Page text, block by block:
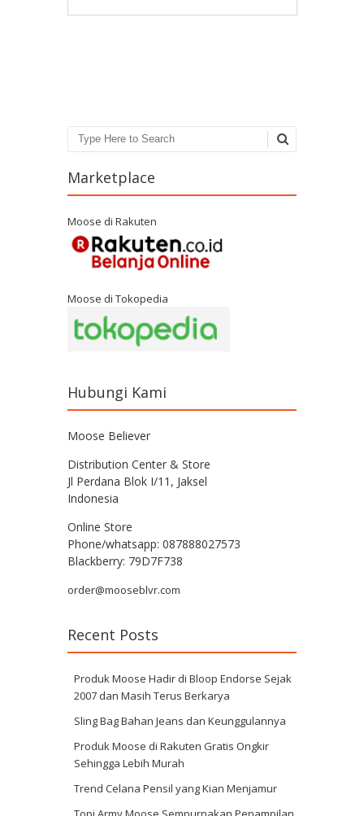
Search
Marketplace
Moose di Rakuten
Moose di Tokopedia
Hubungi Kami
Moose Believer
Distribution Center & Store
Jl Perdana Blok I/11, Jaksel
Indonesia
Online Store
Phone/whatsapp: 087888027573
Blackberry: 79D7F738
order@mooseblvr.com
Recent Posts
Produk Moose Hadir di Bloop Endorse Sejak
2007 dan Masih Terus Berkarya
Sling Bag Bahan Jeans dan Keunggulannya
Produk Moose di Rakuten Gratis Ongkir
Sehingga Lebih Murah
Trend Celana Pensil yang Kian Menjamur